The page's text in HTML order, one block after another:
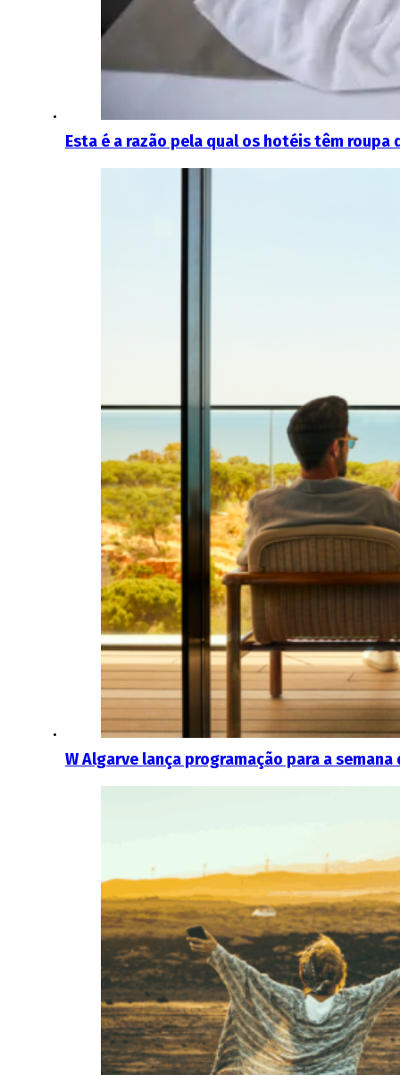
Esta é a razão pela qual os hotéis têm roupa
W Algarve lança programação para a semana